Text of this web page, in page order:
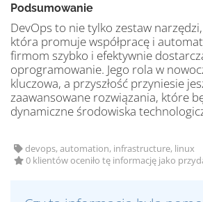
Podsumowanie
DevOps to nie tylko zestaw
która promuje współpracę i
firmom szybko i efektywnie
oprogramowanie. Jego rola w
kluczowa, a przyszłość przyniesie
zaawansowane rozwiązania, które
dynamiczne środowiska
devops, automation, infrastructure, linux
0 klientów oceniło tę informację jako